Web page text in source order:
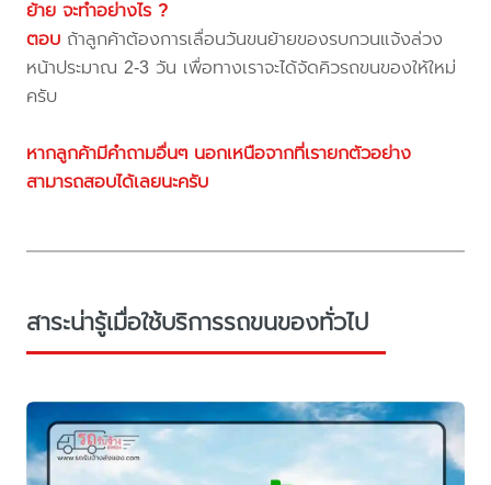
ย้าย จะทำอย่างไร ?
ตอบ ถ้าลูกค้าต้องการเลื่อนวันขนย้ายของรบกวนแจ้งล่วง
หน้าประมาณ 2-3 วัน เพื่อทางเราจะได้จัดคิวรถขนของให้ใหม่
ครับ
หากลูกค้ามีคำถามอื่นๆ นอกเหนือจากที่เรายกตัวอย่าง
สามารถสอบได้เลยนะครับ
สาระน่ารู้เมื่อใช้บริการรถขนของทั่วไป